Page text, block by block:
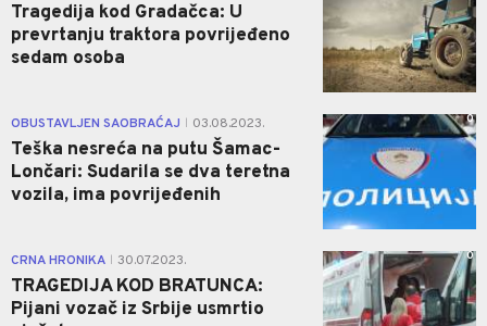
Tragedija kod Gradačca: U
prevrtanju traktora povrijeđeno
sedam osoba
OBUSTAVLJEN SAOBRAĆAJ 03.08.2023.
Teška nesreća na putu Šamac-
Lončari: Sudarila se dva teretna
vozila, ima povrijeđenih
0
CRNA HRONIKA 30.07.2023.
TRAGEDIJA KOD BRATUNCA:
Pijani vozač iz Srbije usmrtio
0